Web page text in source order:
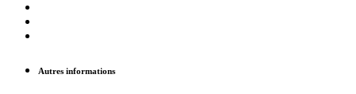
Autres informations